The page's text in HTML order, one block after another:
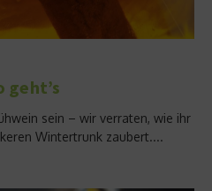
geht’s
sein – wir verraten, wie ihr
Wintertrunk zaubert....